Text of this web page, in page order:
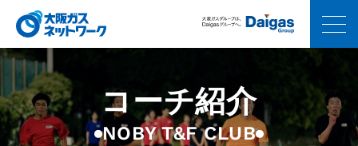
コーチ紹介
NOBY T&F CLUB